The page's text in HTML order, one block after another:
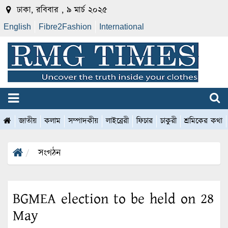
ঢাকা, রবিবার , ৯ মার্চ ২০২৫
English Fibre2Fashion International
জাতীয় কলাম সম্পাদকীয় লাইব্রেরী ফিচার চাকুরী শ্রমিকের কথা
সংগঠন
BGMEA election to be held on 28
May